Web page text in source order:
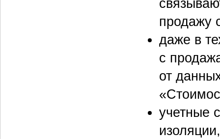
продажу
даже в
с
от
учетные